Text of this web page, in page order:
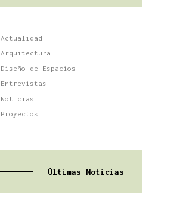
Actualidad
Arquitectura
Diseño de Espacios
Entrevistas
Noticias
Proyectos
Últimas Noticias